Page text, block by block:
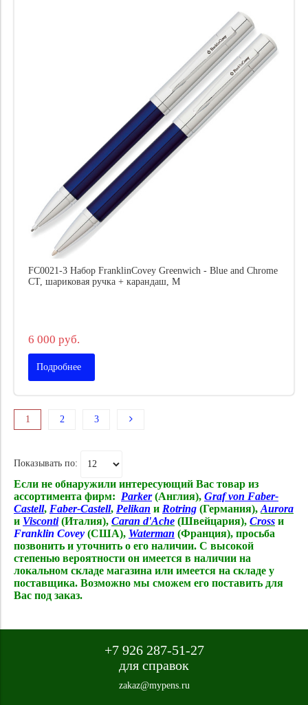
FC0021-3 Набор FranklinCovey Greenwich - Blue and Chrome
CT, шариковая ручка + карандаш, M
6 000 руб.
Подробнее
1 2 3
Показывать по:
Если не обнаружили интересующий Вас товар из
ассортимента фирм: Parker(Англия), Graf von Faber-
Castell, Faber-Castell, Pelikan и Rotring (Германия), Aurora
и Visconti(Италия), Caran d'Ache (Швейцария), Cross и
Franklin Covey (США), Waterman (Франция), просьба
позвонить и уточнить о его наличии. С высокой
степенью вероятности он имеется в наличии на
локальном складе магазина или имеется на складе у
поставщика. Возможно мы сможем его поставить для
Вас под заказ.
+7 926 287-51-27
для справок
zakaz@mypens.ru